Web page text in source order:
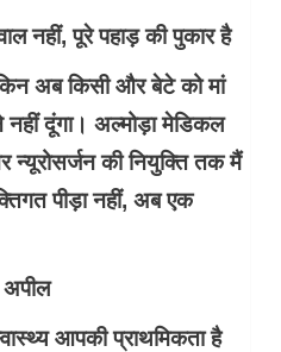
नहीं, पूरे पहाड़ की पुकार है
अब किसी और बेटे को मां
दूंगा। अल्मोड़ा मेडिकल
न्यूरोसर्जन की नियुक्ति तक मैं
पीड़ा नहीं, अब एक
अपील
आपकी प्राथमिकता है